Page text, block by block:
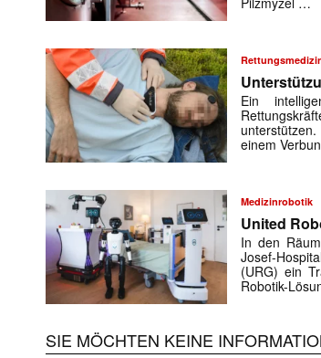
Ein
einem
Medizinrobotik
United
In den
Josef-
(URG) ein
Robotik-
SIE MÖCHTEN KEINE